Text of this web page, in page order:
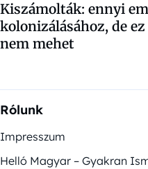
Kiszámolták: ennyi
kolonizálásához, de
nem mehet
Rólunk
Impresszum
Helló Magyar – Gyakran